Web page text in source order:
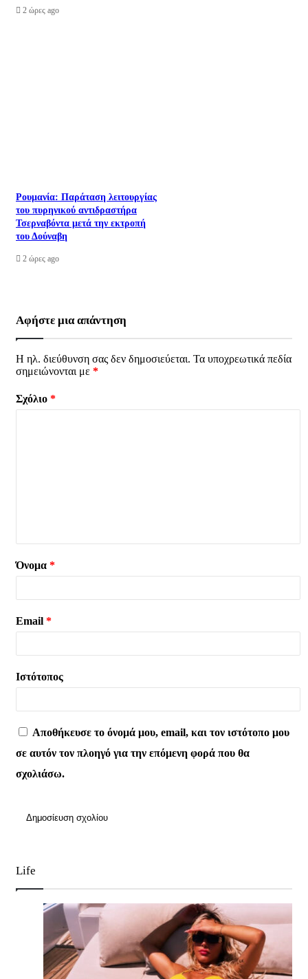
2 ώρες ago
Ρουμανία: Παράταση λειτουργίας
του πυρηνικού αντιδραστήρα
Τσερναβόντα μετά την εκτροπή
του Δούναβη
2 ώρες ago
Αφήστε μια απάντηση
Η ηλ. διεύθυνση σας δεν δημοσιεύεται. Τα υποχρεωτικά πεδία
σημειώνονται με *
Σχόλιο *
Όνομα *
Email *
Ιστότοπος
Αποθήκευσε το όνομά μου, email, και τον ιστότοπο μου
σε αυτόν τον πλοηγό για την επόμενη φορά που θα
σχολιάσω.
Life